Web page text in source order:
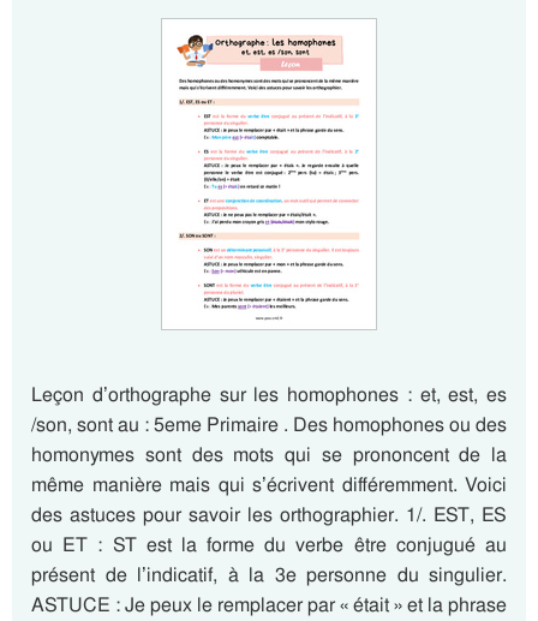
Leçon d’orthographe sur les homophones : et, est, es
/son, sont au : 5eme Primaire . Des homophones ou des
homonymes sont des mots qui se prononcent de la
même manière mais qui s’écrivent différemment. Voici
des astuces pour savoir les orthographier. 1/. EST, ES
ou ET : ST est la forme du verbe être conjugué au
présent de l’indicatif, à la 3e personne du singulier.
ASTUCE : Je peux le remplacer par « était » et la phrase